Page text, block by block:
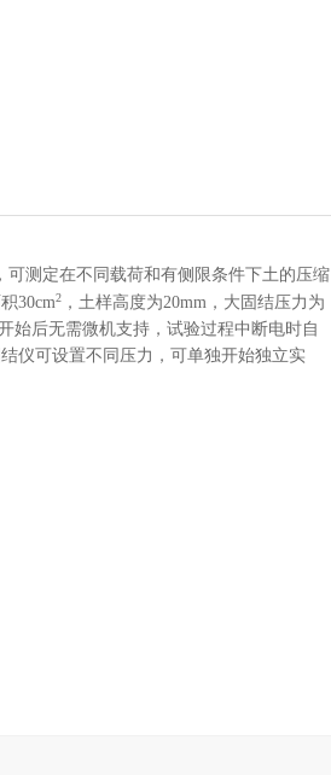
可测定在不同载荷和有侧限条件下土的压缩
30cm2 ，土样高度为20mm，大固结压力为
始后无需微机支持，试验过程中断电时自
仪可设置不同压力，可单独开始独立实